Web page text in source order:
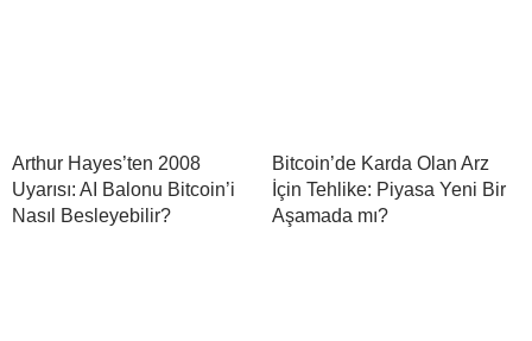
Arthur Hayes’ten 2008
Uyarısı: AI Balonu Bitcoin’i
Nasıl Besleyebilir?
Bitcoin’de Karda Olan Arz
İçin Tehlike: Piyasa Yeni Bir
Aşamada mı?